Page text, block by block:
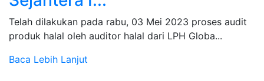
Telah dilakukan pada rabu, 03 Mei 2023 proses audit
produk halal oleh auditor halal dari LPH Globa...
Baca Lebih Lanjut